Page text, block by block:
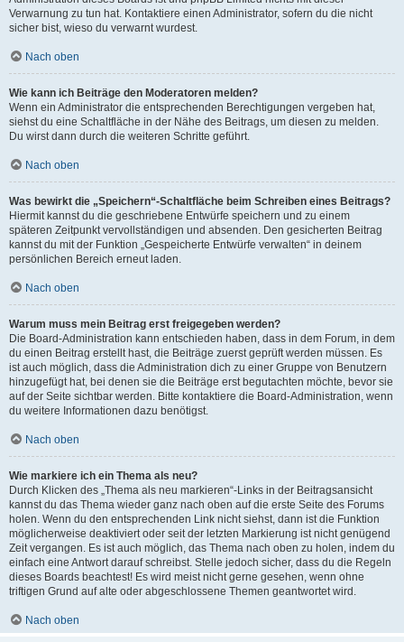
Verwarnung zu tun hat. Kontaktiere einen Administrator, sofern du die nicht
sicher bist, wieso du verwarnt wurdest.
Nach oben
Wie kann ich Beiträge den Moderatoren melden?
Wenn ein Administrator die entsprechenden Berechtigungen vergeben hat,
siehst du eine Schaltfläche in der Nähe des Beitrags, um diesen zu melden.
Du wirst dann durch die weiteren Schritte geführt.
Nach oben
Was bewirkt die „Speichern“-Schaltfläche beim Schreiben eines Beitrags?
Hiermit kannst du die geschriebene Entwürfe speichern und zu einem
späteren Zeitpunkt vervollständigen und absenden. Den gesicherten Beitrag
kannst du mit der Funktion „Gespeicherte Entwürfe verwalten“ in deinem
persönlichen Bereich erneut laden.
Nach oben
Warum muss mein Beitrag erst freigegeben werden?
Die Board-Administration kann entschieden haben, dass in dem Forum, in dem
du einen Beitrag erstellt hast, die Beiträge zuerst geprüft werden müssen. Es
ist auch möglich, dass die Administration dich zu einer Gruppe von Benutzern
hinzugefügt hat, bei denen sie die Beiträge erst begutachten möchte, bevor sie
auf der Seite sichtbar werden. Bitte kontaktiere die Board-Administration, wenn
du weitere Informationen dazu benötigst.
Nach oben
Wie markiere ich ein Thema als neu?
Durch Klicken des „Thema als neu markieren“-Links in der Beitragsansicht
kannst du das Thema wieder ganz nach oben auf die erste Seite des Forums
holen. Wenn du den entsprechenden Link nicht siehst, dann ist die Funktion
möglicherweise deaktiviert oder seit der letzten Markierung ist nicht genügend
Zeit vergangen. Es ist auch möglich, das Thema nach oben zu holen, indem du
einfach eine Antwort darauf schreibst. Stelle jedoch sicher, dass du die Regeln
dieses Boards beachtest! Es wird meist nicht gerne gesehen, wenn ohne
triftigen Grund auf alte oder abgeschlossene Themen geantwortet wird.
Nach oben